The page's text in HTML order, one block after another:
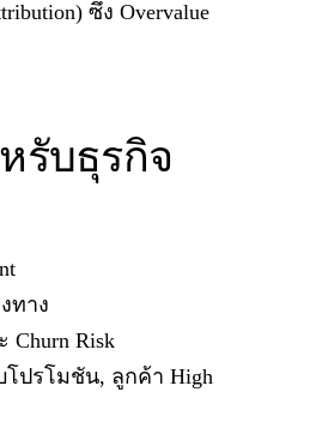
ซึ่ง Overvalue
หรับธุรกิจ
ทาง
Churn Risk
โปรโมชัน, ลูกค้า High